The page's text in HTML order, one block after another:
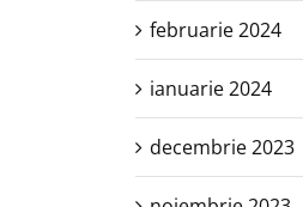
februarie 2024
ianuarie 2024
decembrie 2023